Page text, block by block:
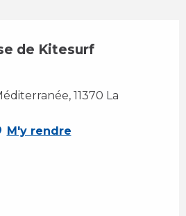
de Kitesurf
11370 La
M'y rendre